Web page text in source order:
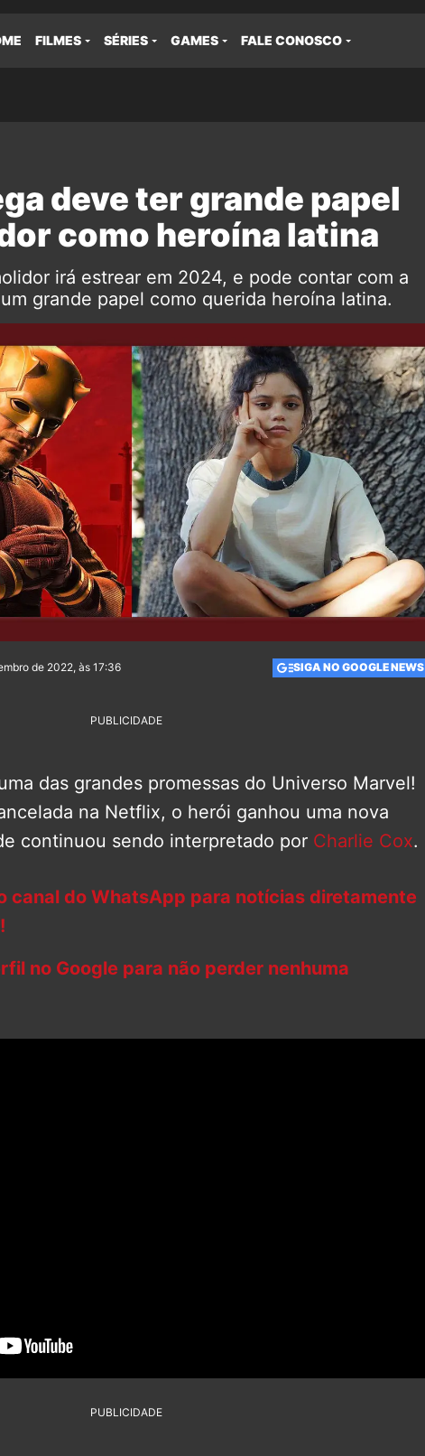
FILMES SÉRIES GAMES FALE CONOSCO
deve ter grande papel
como heroína latina
irá estrear em 2024, e pode contar com a
grande papel como querida heroína latina.
de 2022, às 17:36 SIGA NO GOOGLE NEWS
PUBLICIDADE
das grandes promessas do Universo Marvel!
na Netflix, o herói ganhou uma nova
continuou sendo interpretado por Charlie Cox.
canal do WhatsApp para notícias diretamente
no Google para não perder nenhuma
PUBLICIDADE